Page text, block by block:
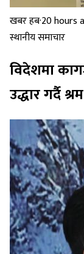
खबर हब·20 hours
स्थानीय समाचार
विदेशमा
उद्धार गर्दै